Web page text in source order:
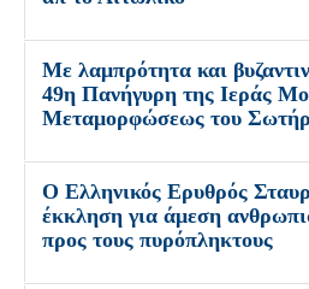
Με λαμπρότητα και
49η Πανήγυρη της Ιεράς
Μεταμορφώσεως του
Ο Ελληνικός Ερυθρός
έκκληση για άμεση
προς τους πυρόπληκτους